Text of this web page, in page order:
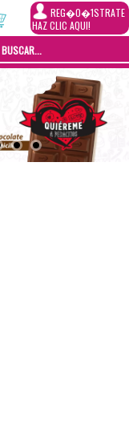
REG�0�1STRATE
HAZ CLIC AQUI!